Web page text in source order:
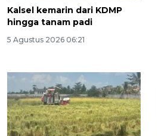
Kalsel kemarin dari KDMP
hingga tanam padi
5 Agustus 2026 06:21